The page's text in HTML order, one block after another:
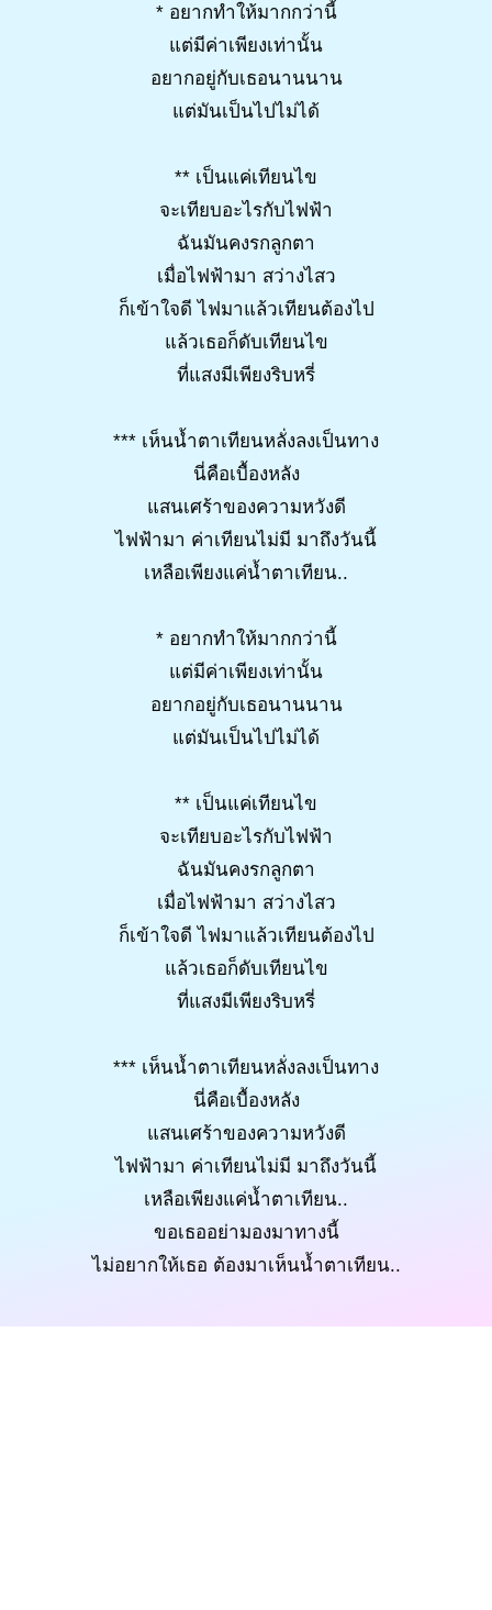
* อยากทำให้มากกว่านี้
แต่มีค่าเพียงเท่านั้น
อยากอยู่กับเธอนานนาน
แต่มันเป็นไปไม่ได้
** เป็นแค่เทียนไข
จะเทียบอะไรกับไฟฟ้า
ฉันมันคงรกลูกตา
เมื่อไฟฟ้ามา สว่างไสว
ก็เข้าใจดี ไฟมาแล้วเทียนต้องไป
แล้วเธอก็ดับเทียนไข
ที่แสงมีเพียงริบหรี่
*** เห็นน้ำตาเทียนหลั่งลงเป็นทาง
นี่คือเบื้องหลัง
แสนเศร้าของความหวังดี
ไฟฟ้ามา ค่าเทียนไม่มี มาถึงวันนี้
เหลือเพียงแค่น้ำตาเทียน..
* อยากทำให้มากกว่านี้
แต่มีค่าเพียงเท่านั้น
อยากอยู่กับเธอนานนาน
แต่มันเป็นไปไม่ได้
** เป็นแค่เทียนไข
จะเทียบอะไรกับไฟฟ้า
ฉันมันคงรกลูกตา
เมื่อไฟฟ้ามา สว่างไสว
ก็เข้าใจดี ไฟมาแล้วเทียนต้องไป
แล้วเธอก็ดับเทียนไข
ที่แสงมีเพียงริบหรี่
*** เห็นน้ำตาเทียนหลั่งลงเป็นทาง
นี่คือเบื้องหลัง
แสนเศร้าของความหวังดี
ไฟฟ้ามา ค่าเทียนไม่มี มาถึงวันนี้
เหลือเพียงแค่น้ำตาเทียน..
ขอเธออย่ามองมาทางนี้
ไม่อยากให้เธอ ต้องมาเห็นน้ำตาเทียน..